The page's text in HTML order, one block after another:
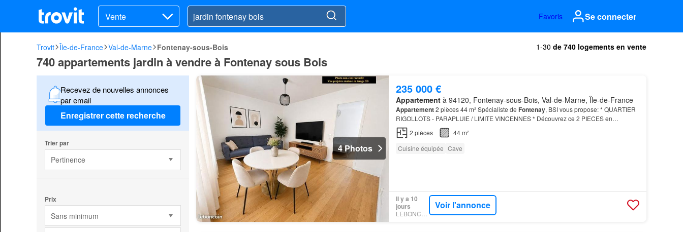
Vente Favoris Se connecter
Trovit Île-de-France Val-de-Marne Fontenay-sous-Bois 1-30 de 740 logements en vente
740 appartements jardin à vendre à Fontenay sous Bois
Recevez de nouvelles annonces
par email
Enregistrer cette recherche
Trier par
Pertinence
Prix
Sans minimum
4 Photos
235 000 €
Appartementà 94120, Fontenay-sous-Bois, Val-de-Marne, Île-de-France
Appartement2 pièces 44 m² Spécialiste de Fontenay, BSI vous propose: * QUARTIER
RIGOLLOTS - PARAPLUIE / LIMITE VINCENNES * Découvrez ce 2 PIECES en
exclusivité Idéalement situé à la limite de Vincennes, à deux pas de la plac…
2 pièces
44 m²
Cuisine équipée Cave
Il y a 10
jours
LEBONCOIN
Voir l'annonce